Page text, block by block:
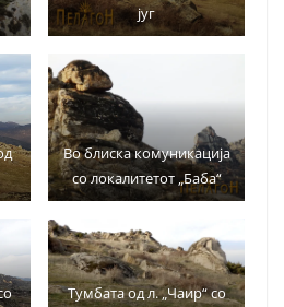
југ
Во блиска комуникација
со локалитетот „Баба“
Тумбата од л. „Чаир“ со